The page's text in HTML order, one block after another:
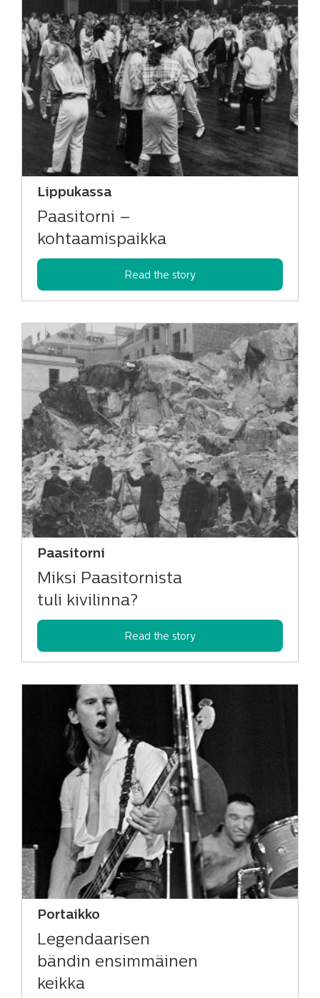
Lippukassa
Paasitorni –
kohtaamispaikka
Read the story
Paasitorni
Miksi Paasitornista
tuli kivilinna?
Read the story
Portaikko
Legendaarisen
bändin ensimmäinen
keikka